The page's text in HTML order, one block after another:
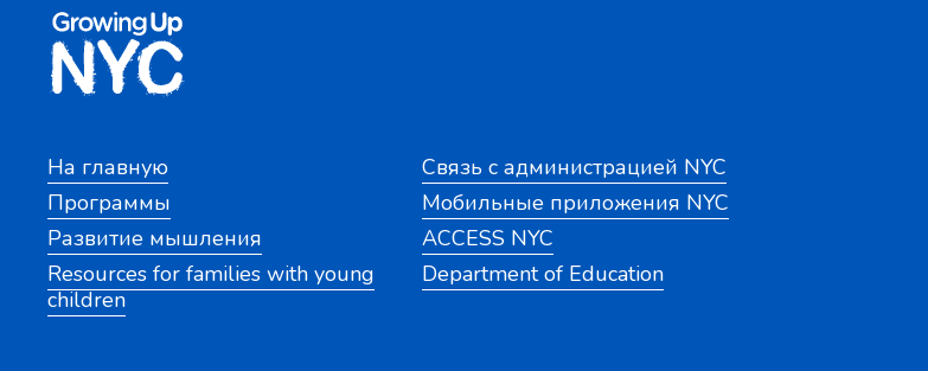
На главную
Программы
Развитие мышления
Resources for families with young
children
Связь с администрацией NYC
Мобильные приложения NYC
ACCESS NYC
Department of Education